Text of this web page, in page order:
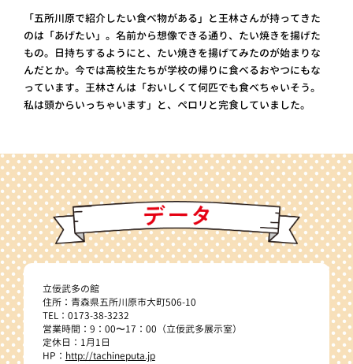
「五所川原で紹介したい食べ物がある」と王林さんが持ってきた
のは「あげたい」。名前から想像できる通り、たい焼きを揚げた
もの。日持ちするようにと、たい焼きを揚げてみたのが始まりな
んだとか。今では高校生たちが学校の帰りに食べるおやつにもな
っています。王林さんは「おいしくて何匹でも食べちゃいそう。
私は頭からいっちゃいます」と、ペロリと完食していました。
立佞武多の館
住所：青森県五所川原市大町506-10
TEL：0173-38-3232
営業時間：9：00〜17：00（立佞武多展示室）
定休日：1月1日
HP： http://tachineputa.jp